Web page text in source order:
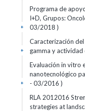
Programa de
I+D, Grupos:
03/2018 )
+
Caracterización
gamma y
+
Evaluación in vitro
nanotecnológico
- 03/2016 )
+
RLA 2012016
strategies at